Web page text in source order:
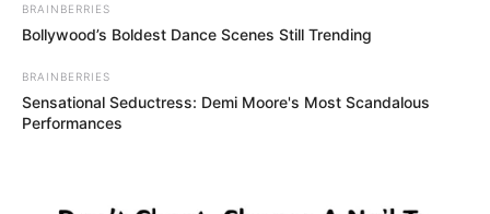
BRAINBERRIES
Bollywood’s Boldest Dance Scenes Still Trending
BRAINBERRIES
Sensational Seductress: Demi Moore's Most Scandalous
Performances